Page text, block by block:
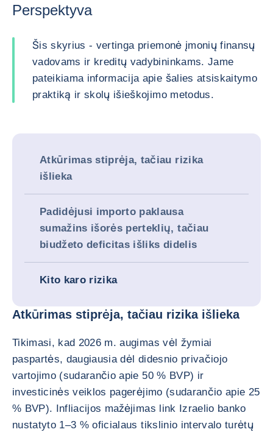
Perspektyva
Šis skyrius - vertinga priemonė įmonių finansų
vadovams ir kreditų vadybininkams. Jame
pateikiama informacija apie šalies atsiskaitymo
praktiką ir skolų išieškojimo metodus.
Atkūrimas stiprėja, tačiau rizika
išlieka
Padidėjusi importo paklausa
sumažins išorės perteklių, tačiau
biudžeto deficitas išliks didelis
Kito karo rizika
Atkūrimas stiprėja, tačiau rizika išlieka
Tikimasi, kad 2026 m. augimas vėl žymiai
paspartės, daugiausia dėl didesnio privačiojo
vartojimo (sudarančio apie 50 % BVP) ir
investicinės veiklos pagerėjimo (sudarančio apie 25
% BVP). Infliacijos mažėjimas link Izraelio banko
nustatyto 1–3 % oficialaus tikslinio intervalo turėtų